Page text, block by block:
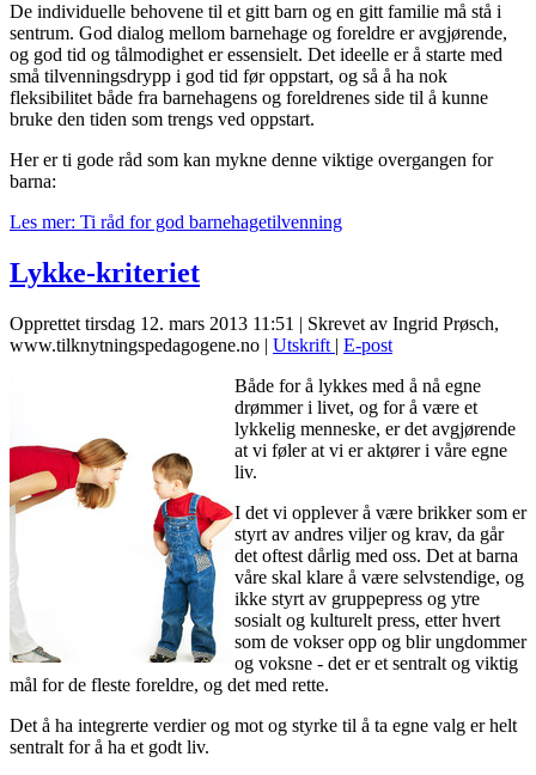
De individuelle behovene til et gitt barn og en gitt familie må stå i
sentrum. God dialog mellom barnehage og foreldre er avgjørende,
og god tid og tålmodighet er essensielt. Det ideelle er å starte med
små tilvenningsdrypp i god tid før oppstart, og så å ha nok
fleksibilitet både fra barnehagens og foreldrenes side til å kunne
bruke den tiden som trengs ved oppstart.
Her er ti gode råd som kan mykne denne viktige overgangen for
barna:
Les mer: Ti råd for god barnehagetilvenning
Lykke-kriteriet
Opprettet tirsdag 12. mars 2013 11:51 | Skrevet av Ingrid Prøsch,
www.tilknytningspedagogene.no | Utskrift | E-post
Både for å lykkes med å nå egne
drømmer i livet, og for å være et
lykkelig menneske, er det avgjørende
at vi føler at vi er aktører i våre egne
liv.
I det vi opplever å være brikker som er
styrt av andres viljer og krav, da går
det oftest dårlig med oss. Det at barna
våre skal klare å være selvstendige, og
ikke styrt av gruppepress og ytre
sosialt og kulturelt press, etter hvert
som de vokser opp og blir ungdommer
og voksne - det er et sentralt og viktig
mål for de fleste foreldre, og det med rette.
Det å ha integrerte verdier og mot og styrke til å ta egne valg er helt
sentralt for å ha et godt liv.